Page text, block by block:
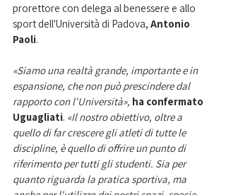
prorettore con delega al benessere e allo
sport dell'Università di Padova, Antonio
Paoli.
«Siamo una realtà grande, importante e in
espansione, che non può prescindere dal
rapporto con l'Università», ha confermato
Uguagliati. «Il nostro obiettivo, oltre a
quello di far crescere gli atleti di tutte le
discipline, è quello di offrire un punto di
riferimento per tutti gli studenti. Sia per
quanto riguarda la pratica sportiva, ma